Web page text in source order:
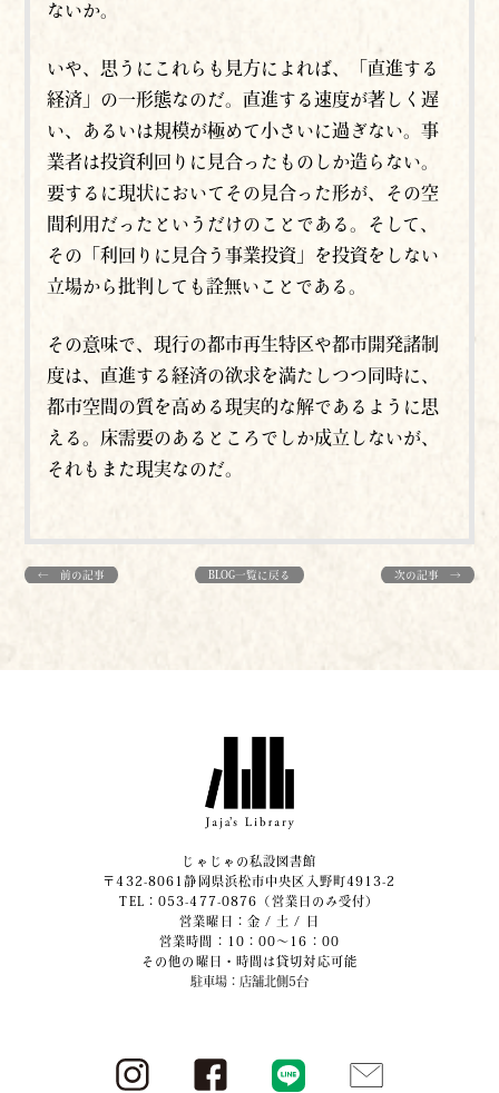
ないか。
いや、思うにこれらも見方によれば、「直進する
経済」の一形態なのだ。直進する速度が著しく遅
い、あるいは規模が極めて小さいに過ぎない。事
業者は投資利回りに見合ったものしか造らない。
要するに現状においてその見合った形が、その空
間利用だったというだけのことである。そして、
その「利回りに見合う事業投資」を投資をしない
立場から批判しても詮無いことである。
その意味で、現行の都市再生特区や都市開発諸制
度は、直進する経済の欲求を満たしつつ同時に、
都市空間の質を高める現実的な解であるように思
える。床需要のあるところでしか成立しないが、
それもまた現実なのだ。
← 前の記事 BLOG一覧に戻る 次の記事 →
じゃじゃの私設図書館
〒432-8061静岡県浜松市中央区入野町4913-2
​TEL：053-477-0876（営業日のみ受付）
営業曜日：金 / 土 / 日
営業時間：10：00～16：00
その他の曜日・時間は貸切対応可能
駐車場：店舗北側5台